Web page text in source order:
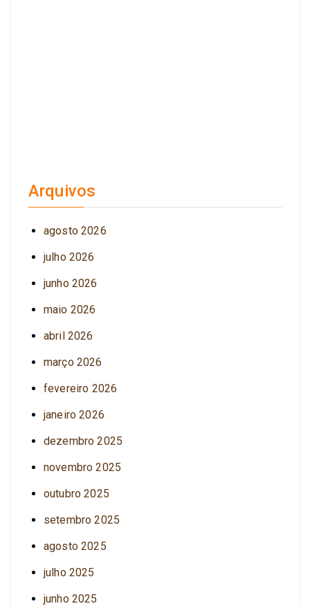
Arquivos
agosto 2026
julho 2026
junho 2026
maio 2026
abril 2026
março 2026
fevereiro 2026
janeiro 2026
dezembro 2025
novembro 2025
outubro 2025
setembro 2025
agosto 2025
julho 2025
junho 2025